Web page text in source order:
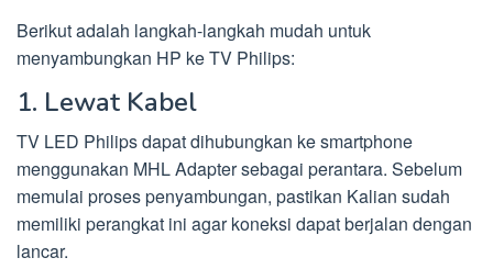
Berikut adalah langkah-langkah mudah untuk
menyambungkan HP ke TV Philips:
1. Lewat Kabel
TV LED Philips dapat dihubungkan ke smartphone
menggunakan MHL Adapter sebagai perantara. Sebelum
memulai proses penyambungan, pastikan Kalian sudah
memiliki perangkat ini agar koneksi dapat berjalan dengan
lancar.